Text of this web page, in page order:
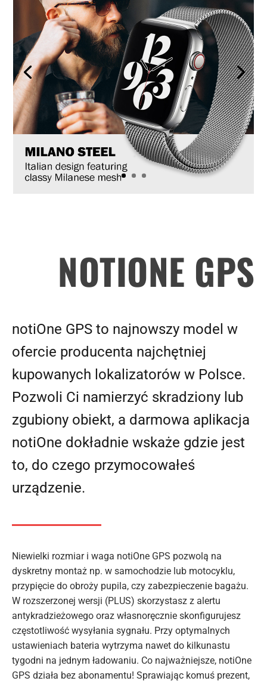
.
.
.
.
NOTIONE GPS
notiOne GPS to najnowszy model w
ofercie producenta najchętniej
kupowanych lokalizatorów w Polsce.
Pozwoli Ci namierzyć skradziony lub
zgubiony obiekt, a darmowa aplikacja
notiOne dokładnie wskaże gdzie jest
to, do czego przymocowałeś
urządzenie.
Niewielki rozmiar i waga notiOne GPS pozwolą na
dyskretny montaż np. w samochodzie lub motocyklu,
przypięcie do obroży pupila, czy zabezpieczenie bagażu.
W rozszerzonej wersji (PLUS) skorzystasz z alertu
antykradzieżowego oraz własnoręcznie skonfigurujesz
częstotliwość wysyłania sygnału. Przy optymalnych
ustawieniach bateria wytrzyma nawet do kilkunastu
tygodni na jednym ładowaniu. Co najważniejsze, notiOne
GPS działa bez abonamentu! Sprawiając komuś prezent,